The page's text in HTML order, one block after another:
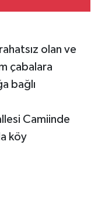
olan ve
çabalara
bağlı
Camiinde
köy